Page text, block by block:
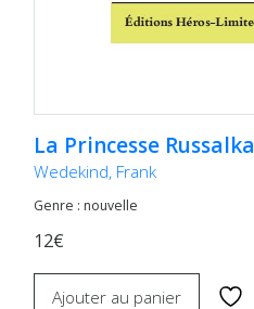
La Princesse Russalka
Wedekind, Frank
Genre : nouvelle
12€
Ajouter au panier